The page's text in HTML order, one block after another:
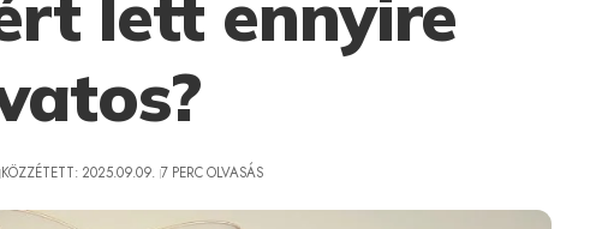
KÖZZÉTETT: 2025.09.09. 7 PERC OLVASÁS